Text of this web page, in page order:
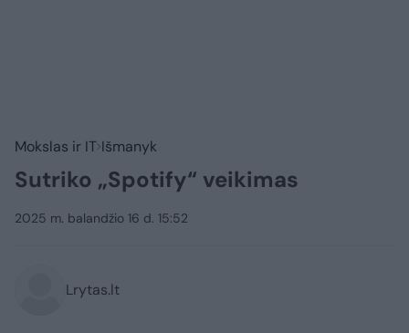
Mokslas ir IT Išmanyk
Sutriko „Spotify“ veikimas
2025 m. balandžio 16 d. 15:52
Lrytas.lt